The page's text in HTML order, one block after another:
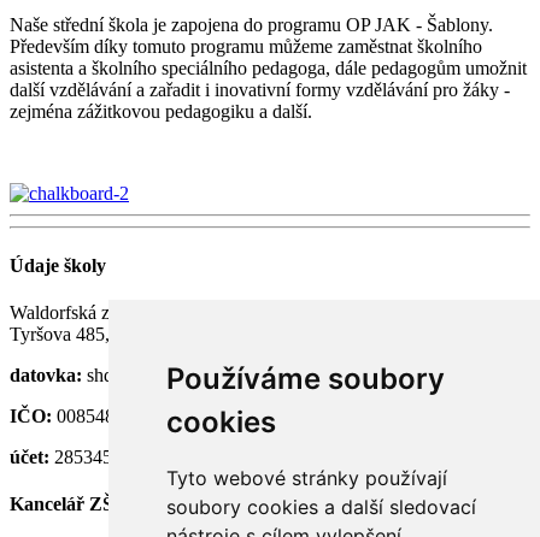
Používáme soubory
cookies
Tyto webové stránky používají
soubory cookies a další sledovací
Naše střední škola je zapojena do programu OP JAK - Šablony.
Především díky tomuto programu můžeme zaměstnat školního
asistenta a školního speciálního pedagoga, dále pedagogům umožnit
další vzdělávání a zařadit i inovativní formy vzdělávání pro žáky -
zejména zážitkovou pedagogiku a další.
Údaje školy
Waldorfská základní a střední škola Semily, p. o.
Tyršova 485, 513 01 Semily
datovka: shdknnh
IČO: 00854824
účet: 28534581/0100
Kancelář ZŠ